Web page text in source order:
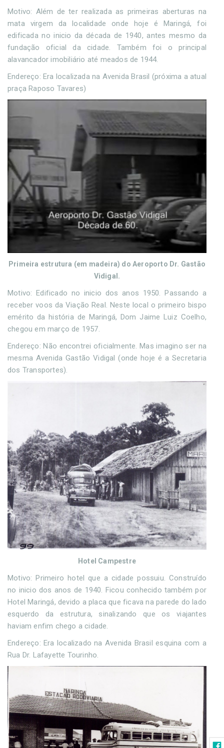
Motivo: Além de ter realizada as primeiras aberturas na
mata virgem da localidade onde hoje é Maringá, foi
edificada no inicio da década de 1940, antes mesmo da
fundação oficial da cidade. Também foi o principal
alavancador imobiliário até meados de 1944.
Endereço: Era localizada na Avenida Brasil (próxima a atual
praça Raposo Tavares)
Primeira estrutura (em madeira) do Aeroporto Dr. Gastão
Vidigal.
Motivo: Edificado no inicio dos anos 1950. Passando a
receber voos da Viação Real. Neste local o primeiro bispo
emérito da história de Maringá, Dom Jaime Luiz Coelho,
chegou em março de 1957.
Endereço: Não encontrei oficialmente. Mas imagino ser na
mesma Avenida Gastão Vidigal (onde hoje é a Secretaria
dos Transportes).
Hotel Campestre
Motivo: Primeiro hotel que a cidade possuiu. Construído
no inicio dos anos de 1940. Ficou conhecido também por
Hotel Maringá, devido a placa que ficava na parede do lado
esquerdo da estrutura, sinalizando que os viajantes
haviam enfim chego a cidade.
Endereço: Era localizado na Avenida Brasil esquina com a
Rua Dr. Lafayette Tourinho.